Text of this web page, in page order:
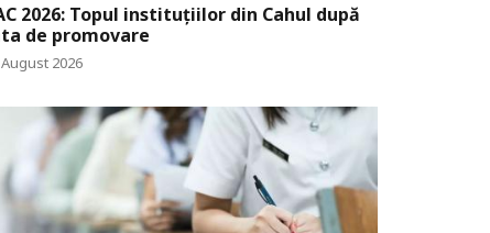
2026: Topul instituțiilor din Cahul după
de promovare
2026